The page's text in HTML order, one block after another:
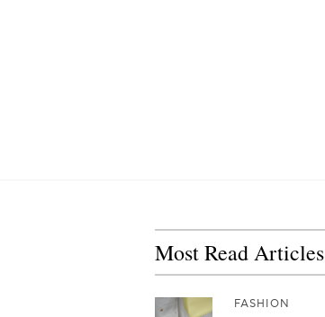
Most Read Articles
FASHION